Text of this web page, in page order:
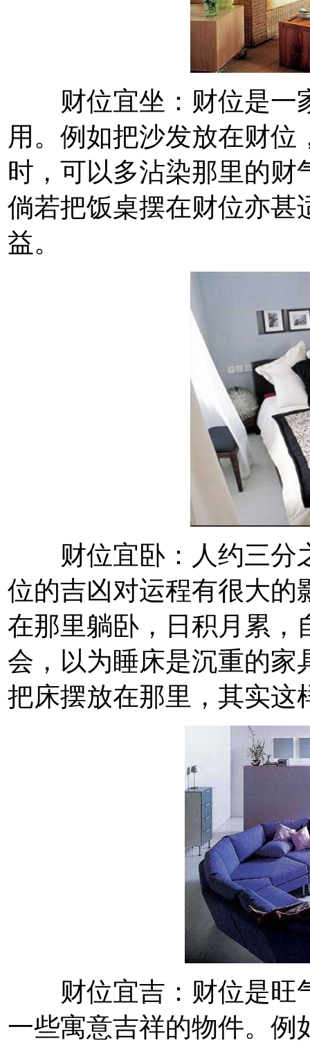
财位宜坐：财位是一
用。例如把沙发放在财
时，可以多沾染那里的财
倘若把饭桌摆在财位亦甚
益。
财位宜卧：人约三分
位的吉凶对运程有很大的
在那里躺卧，日积月累，
会，以为睡床是沉重的家
把床摆放在那里，其实这
财位宜吉：财位是旺
一些寓意吉祥的物件。例